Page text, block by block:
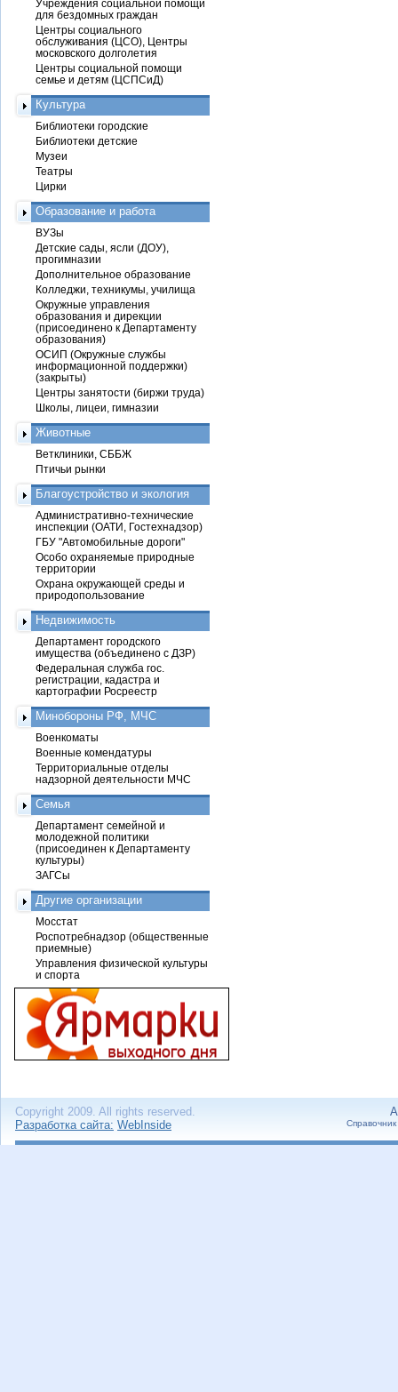
Учреждения социальной помощи
для бездомных граждан
Центры социального
обслуживания (ЦСО), Центры
московского долголетия
Центры социальной помощи
семье и детям (ЦСПСиД)
Культура
Библиотеки городские
Библиотеки детские
Музеи
Театры
Цирки
Образование и работа
ВУЗы
Детские сады, ясли (ДОУ),
прогимназии
Дополнительное образование
Колледжи, техникумы, училища
Окружные управления
образования и дирекции
(присоединено к Департаменту
образования)
ОСИП (Окружные службы
информационной поддержки)
(закрыты)
Центры занятости (биржи труда)
Школы, лицеи, гимназии
Животные
Ветклиники, СББЖ
Птичьи рынки
Благоустройство и экология
Административно-технические
инспекции (ОАТИ, Гостехнадзор)
ГБУ "Автомобильные дороги"
Особо охраняемые природные
территории
Охрана окружающей среды и
природопользование
Недвижимость
Департамент городского
имущества (объединено с ДЗР)
Федеральная служба гос.
регистрации, кадастра и
картографии Росреестр
Минобороны РФ, МЧС
Военкоматы
Военные комендатуры
Территориальные отделы
надзорной деятельности МЧС
Семья
Департамент семейной и
молодежной политики
(присоединен к Департаменту
культуры)
ЗАГСы
Другие организации
Мосстат
Роспотребнадзор (общественные
приемные)
Управления физической культуры
и спорта
Copyright 2009. All rights reserved.
Разработка сайта: WebInside